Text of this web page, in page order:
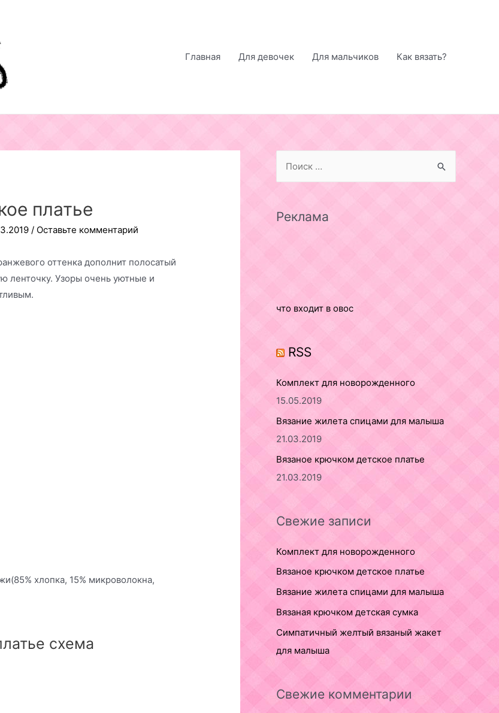
Главная
Для девочек Для мальчиков Как вязать?
платье
/ Оставьте комментарий
оттенка дополнит полосатый
ленточку. Узоры очень уютные и
хлопка, 15% микроволокна,
схема
rРеклама
что входит в овос
RSS
Комплект для новорожденного
15.05.2019
Вязание жилета спицами для малыша
21.03.2019
Вязаное крючком детское платье
21.03.2019
Свежие записи
Комплект для новорожденного
Вязаное крючком детское платье
Вязание жилета спицами для малыша
Вязаная крючком детская сумка
Симпатичный желтый вязаный жакет
для малыша
Свежие комментарии